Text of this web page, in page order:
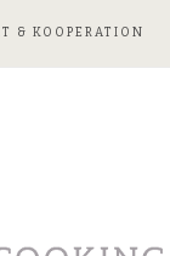
& KOOPERATION